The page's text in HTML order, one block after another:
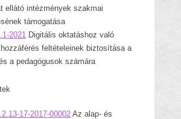
ellátó intézmények szakmai
támogatása
2021 Digitális oktatáshoz való
feltételeinek biztosítása a
a pedagógusok számára
17-2017-00002Az alap- és